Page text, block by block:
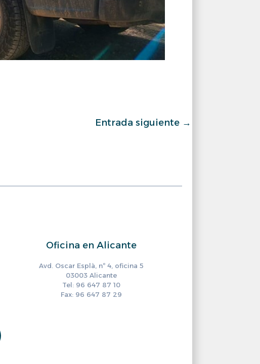
Entrada siguiente →
Oficina en Alicante
Avd. Oscar Esplà, nº 4, oficina 5
03003 Alicante
Tel: 96 647 87 10
Fax: 96 647 87 29